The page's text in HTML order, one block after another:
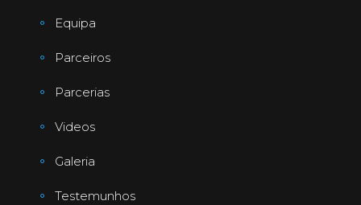
Equipa
Parceiros
Parcerias
Videos
Galeria
Testemunhos